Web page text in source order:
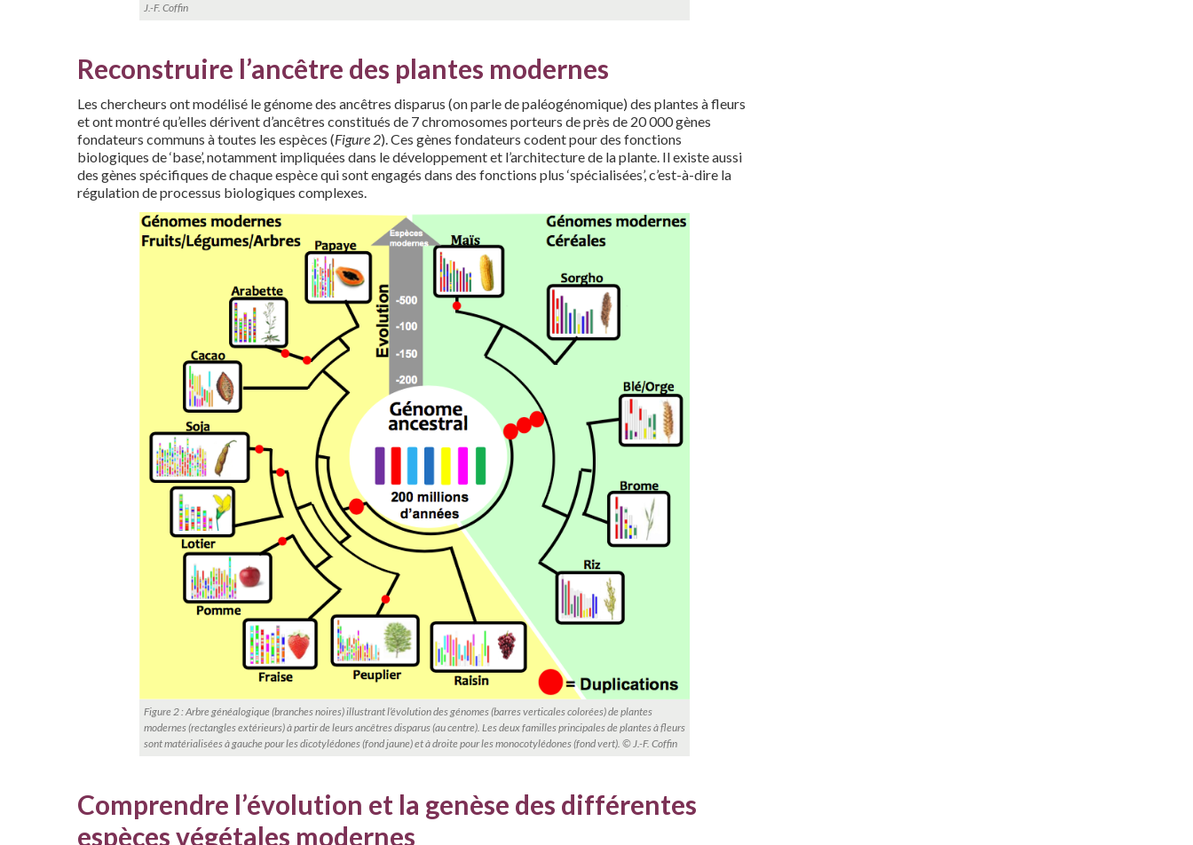
J.-F. Coffin
Reconstruire l’ancêtre des plantes modernes
Les chercheurs ont modélisé le génome des ancêtres disparus (on parle de paléogénomique) des plantes à fleurs
et ont montré qu’elles dérivent d’ancêtres constitués de 7 chromosomes porteurs de près de 20 000 gènes
fondateurs communs à toutes les espèces (Figure 2). Ces gènes fondateurs codent pour des fonctions
biologiques de ‘base’, notamment impliquées dans le développement et l’architecture de la plante. Il existe aussi
des gènes spécifiques de chaque espèce qui sont engagés dans des fonctions plus ‘spécialisées’, c’est-à-dire la
régulation de processus biologiques complexes.
Figure 2 : Arbre généalogique (branches noires) illustrant l’évolution des génomes (barres verticales colorées) de plantes
modernes (rectangles extérieurs) à partir de leurs ancêtres disparus (au centre). Les deux familles principales de plantes à fleurs
sont matérialisées à gauche pour les dicotylédones (fond jaune) et à droite pour les monocotylédones (fond vert). © J.-F. Coffin
Comprendre l’évolution et la genèse des différentes
espèces végétales modernes